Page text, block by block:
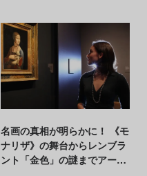
名画の真相が明らかに！ 《モ
ナリザ》の舞台からレンブラ
ント「金色」の謎までアート